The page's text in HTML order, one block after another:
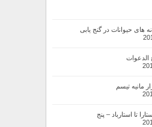
های حیوانات در گنج یابی
الدعوات
مانیه تیسم
تا استارباد – پنج